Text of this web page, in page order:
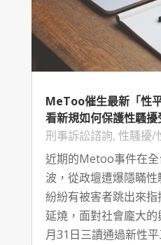
MeToo催生最新「性
看新規如何保護性騷擾
刑事訴訟諮詢, 性騷擾/
近期的Metoo事件在
波，從政壇遭爆隱瞞
紛紛有被害者跳出來
延燒，面對社會龐大
月31日三讀通過新性